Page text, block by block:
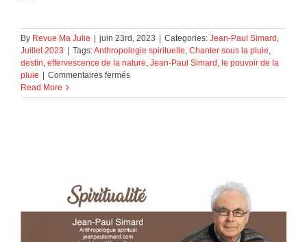
By Revue Ma Julie juin 23rd, 2023 Categories: Jean-Paul Simard ,
Juillet 2023
Tags:Anthropologie spirituelle, Chanter sous la pluie,
destin, effervescence de la nature, Jean-Paul Simard , le pouvoir de la
pluie
Commentaires ferméssur
sous
Read More